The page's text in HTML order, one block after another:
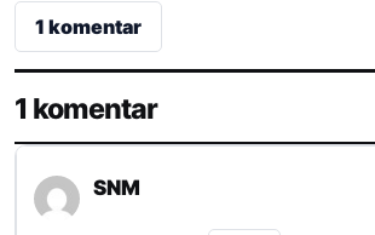
1 komentar
1 komentar
SNM